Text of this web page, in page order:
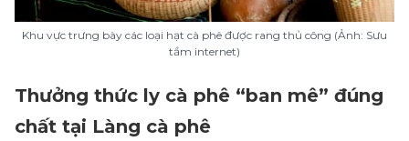
Khu vực trưng bày các loại hạt cà phê được rang thủ công (Ảnh: Sưu
tầm internet)
Thưởng thức ly cà phê “ban mê” đúng
chất tại Làng cà phê